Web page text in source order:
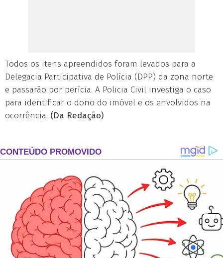
Todos os itens apreendidos foram levados para a
Delegacia Participativa de Polícia (DPP) da zona norte
e passarão por perícia. A Policia Civil investiga o caso
para identificar o dono do imóvel e os envolvidos na
ocorrência. (Da Redação)